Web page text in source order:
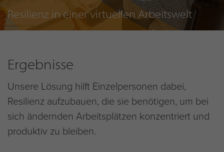
Resilienz in einer virtuellen Arbeitswelt
Ergebnisse
Unsere Lösung hilft Einzelpersonen dabei,
Resilienz aufzubauen, die sie benötigen, um bei
sich ändernden Arbeitsplätzen konzentriert und
produktiv zu bleiben.